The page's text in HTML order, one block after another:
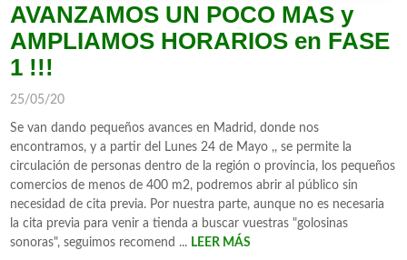
AVANZAMOS UN POCO MAS y
AMPLIAMOS HORARIOS en FASE
1 !!!
25/05/20
Se van dando pequeños avances en Madrid, donde nos
encontramos, y a partir del Lunes 24 de Mayo ,, se permite la
circulación de personas dentro de la región o provincia, los pequeños
comercios de menos de 400 m2, podremos abrir al público sin
necesidad de cita previa. Por nuestra parte, aunque no es necesaria
la cita previa para venir a tienda a buscar vuestras "golosinas
sonoras", seguimos recomend ... LEER MÁS